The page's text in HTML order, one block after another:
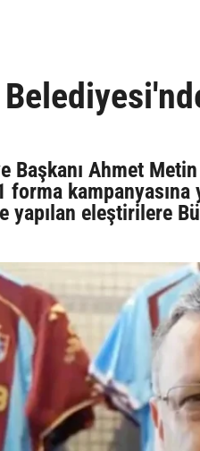
Başkanı Ahmet
forma
yapılan eleştirilere